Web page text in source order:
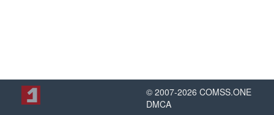
© 2007-2026 COMSS.ONE
DMCA